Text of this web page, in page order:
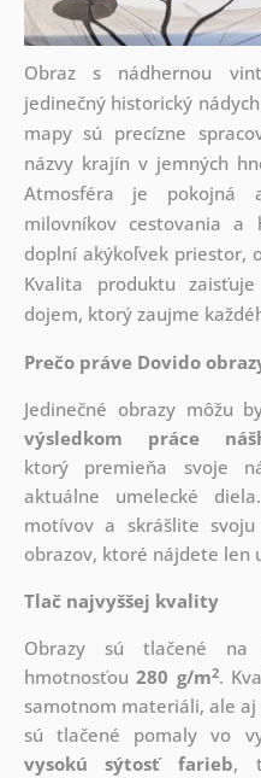
Obraz s nádhernou
jedinečný historický
mapy sú precízne
názvy krajín v jemných
Atmosféra je pokojná
milovníkov cestovania a
doplní akýkoľvek priestor,
Kvalita produktu
dojem, ktorý zaujme
Prečo práve Dovido
Jedinečné obrazy môžu
výsledkom práce
ktorý premieňa svoje
aktuálne umelecké
motívov a skrášlite svoju
obrazov, ktoré nájdete len
Tlač najvyššej kvality
Obrazy sú tlačené
hmotnosťou280 g/m2.
samotnom materiáli, ale
sú tlačené pomaly vo
vysokú sýtosť farieb,